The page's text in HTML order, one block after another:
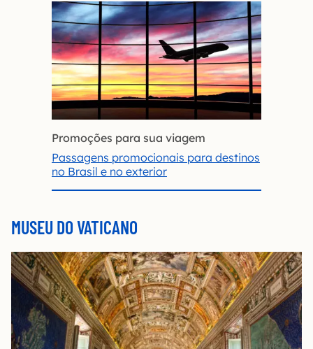
Promoções para sua viagem
Passagens promocionais para destinos
no Brasil e no exterior
MUSEU DO VATICANO